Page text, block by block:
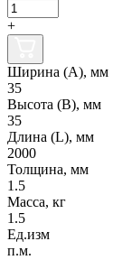
+
Ширина (А), мм
35
Высота (В), мм
35
Длина (L), мм
2000
Толщина, мм
1.5
Масса, кг
1.5
Ед.изм
п.м.